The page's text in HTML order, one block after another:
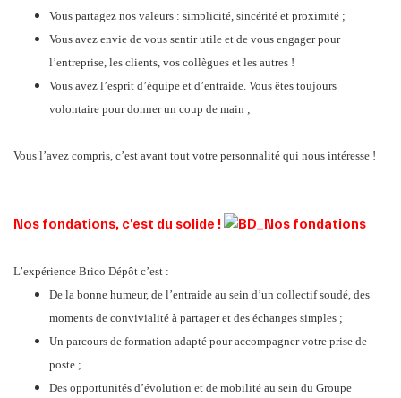
Vous partagez nos valeurs : simplicité, sincérité et proximité ;
Vous avez envie de vous sentir utile et de vous engager pour
l’entreprise, les clients, vos collègues et les autres !
Vous avez l’esprit d’équipe et d’entraide. Vous êtes toujours
volontaire pour donner un coup de main ;
Vous l’avez compris, c’est avant tout votre personnalité qui nous intéresse !
Nos fondations, c’est du solide !
L’expérience Brico Dépôt c’est :
De la bonne humeur, de l’entraide au sein d’un collectif soudé, des
moments de convivialité à partager et des échanges simples ;
Un parcours de formation adapté pour accompagner votre prise de
poste ;
Des opportunités d’évolution et de mobilité au sein du Groupe